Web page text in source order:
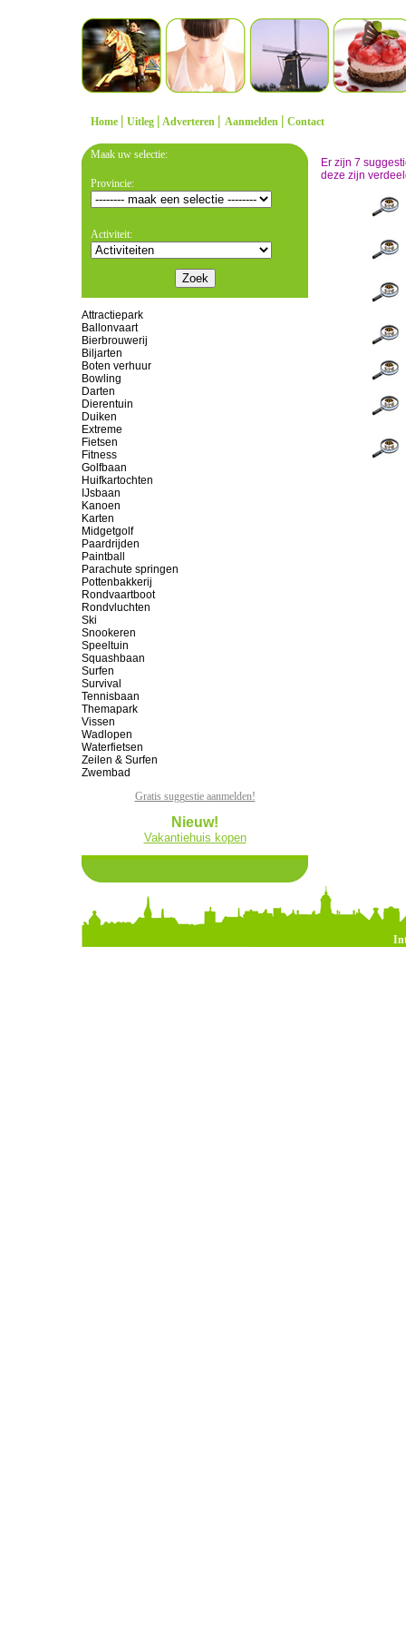
Home | Uitleg | Adverteren | Aanmelden | Contact
Maak uw selectie:
Provincie:
Activiteit:
Attractiepark
Ballonvaart
Bierbrouwerij
Biljarten
Boten verhuur
Bowling
Darten
Dierentuin
Duiken
Extreme
Fietsen
Fitness
Golfbaan
Huifkartochten
IJsbaan
Kanoen
Karten
Midgetgolf
Paardrijden
Paintball
Parachute springen
Pottenbakkerij
Rondvaartboot
Rondvluchten
Ski
Snookeren
Speeltuin
Squashbaan
Surfen
Survival
Tennisbaan
Themapark
Vissen
Wadlopen
Waterfietsen
Zeilen & Surfen
Zwembad
Gratis suggestie aanmelden!
Nieuw!
Vakantiehuis kopen
Er zijn 7
deze zijn